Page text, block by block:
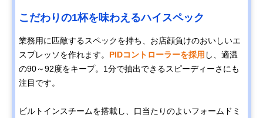
こだわりの1杯を味わえるハイスペック
業務用に匹敵するスペックを持ち、お店顔負けのおいしいエ
スプレッソを作れます。 PIDコントローラーを採用 し、適温
の90～92度をキープ。1分で抽出できるスピーディーさにも
注目です。
ビルトインスチームを搭載し、口当たりのよいフォームドミ